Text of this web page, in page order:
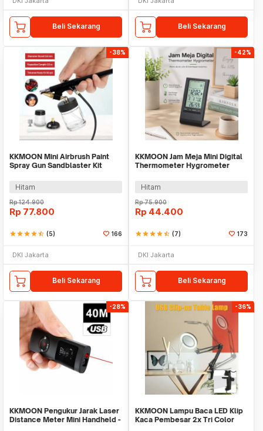
Beli Sekarang Beli Sekarang
-38%
KKMOON Mini Airbrush Paint
Spray Gun Sandblaster Kit
Hitam
Rp124.900
Rp 77.800
starstarstarstarstar_half (5) 166
DKI Jakarta
Beli Sekarang
-42%
KKMOON Jam Meja Mini Digital
Thermometer Hygrometer
Hitam
Rp75.900
Rp 44.400
starstarstarstarstar_half (7) 173
DKI Jakarta
Beli Sekarang
-28%
KKMOON Pengukur Jarak Laser
Distance Meter Mini Handheld -
-36%
KKMOON Lampu Baca LED Klip
Kaca Pembesar 2x Tri Color